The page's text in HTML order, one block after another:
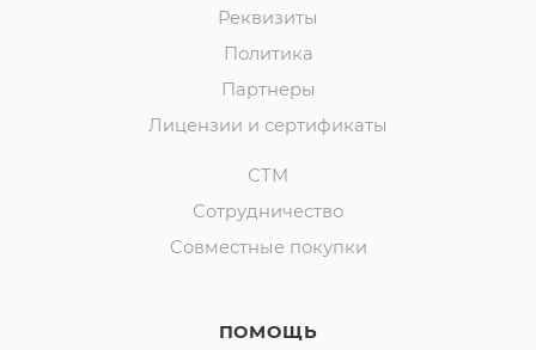
Реквизиты
Политика
Партнеры
Лицензии и сертификаты
СТМ
Сотрудничество
Совместные покупки
ПОМОЩЬ